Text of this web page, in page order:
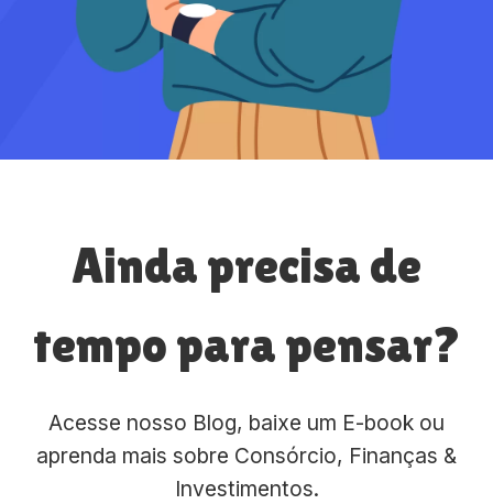
Ainda precisa de
tempo para pensar?
Acesse nosso Blog, baixe um E-book ou
aprenda mais sobre Consórcio, Finanças &
Investimentos.